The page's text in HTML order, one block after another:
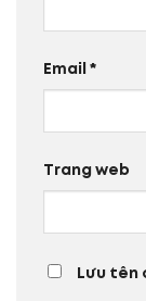
Email *
Trang web
Lưu tên